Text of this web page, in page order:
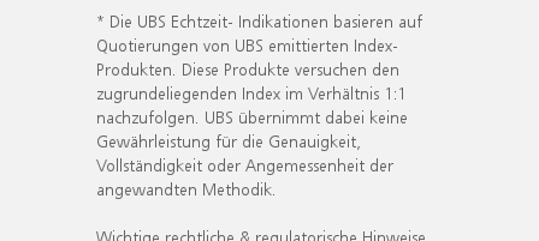
* Die UBS Echtzeit- Indikationen basieren auf
Quotierungen von UBS emittierten Index-
Produkten. Diese Produkte versuchen den
zugrundeliegenden Index im Verhältnis 1:1
nachzufolgen. UBS übernimmt dabei keine
Gewährleistung für die Genauigkeit,
Vollständigkeit oder Angemessenheit der
angewandten Methodik.